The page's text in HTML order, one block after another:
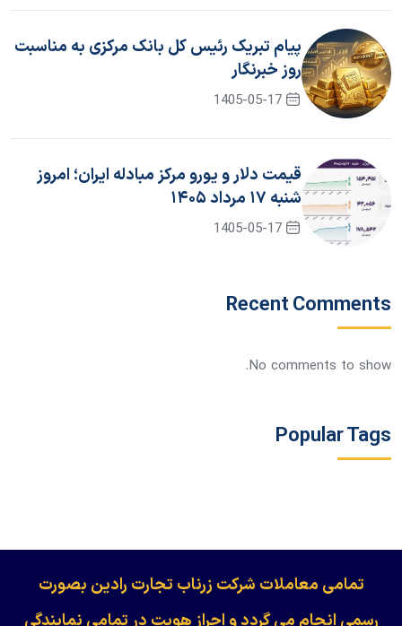
پیام تبریک رئیس کل بانک مرکزی به مناسبت
روز خبرنگار
1405-05-17
قیمت دلار و یورو مرکز مبادله ایران؛ امروز
شنبه ۱۷ مرداد ۱۴۰۵
1405-05-17
Recent Comments
No comments to show.
Popular Tags
​​​​​​تمامی معاملات شرکت زرناب تجارت رادین بصورت
رسمی انجام می گردد و احراز هویت در تمامی نمایندگی